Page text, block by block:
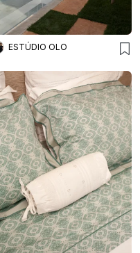
ESTÚDIO OLO